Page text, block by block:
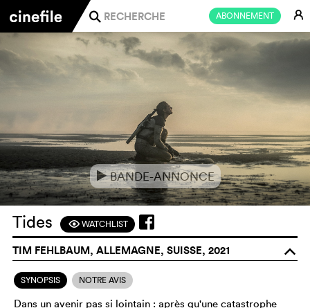
ABONNEMENT E
j
eBANDE-ANNONCE
Tides FWATCHLIST
TIM FEHLBAUM, ALLEMAGNE, SUISSE, 2021 o
SYNOPSIS NOTRE AVIS
Dans un avenir pas si lointain : après qu'une catastrophe